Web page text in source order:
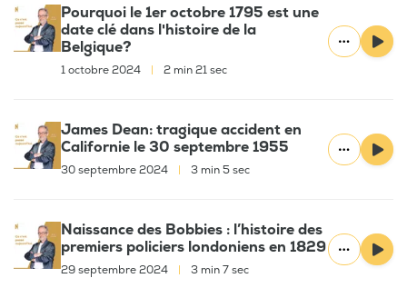
Pourquoi le 1er octobre 1795 est une
date clé dans l'histoire de la
Belgique?
1 octobre 2024 2 min 21 sec
James Dean: tragique accident en
Californie le 30 septembre 1955
30 septembre 2024 3 min 5 sec
Naissance des Bobbies : l’histoire des
premiers policiers londoniens en 1829
29 septembre 2024 3 min 7 sec